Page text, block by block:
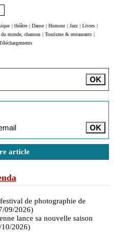
| théâtre | Danse | Humour | Jazz | Livres |
monde, chanson | Tourisme & restaurants |
article
de photographie de
09/2026)
lance sa nouvelle saison
2026)